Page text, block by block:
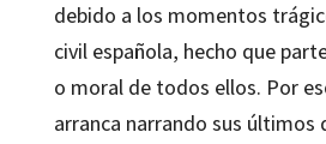
debido a los momentos
civil española, hecho que
o moral de todos ellos. Por
arranca narrando sus últimos